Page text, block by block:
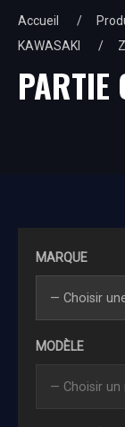
Accueil
KAWASAKI
PARTIE
MARQUE
MODÈLE